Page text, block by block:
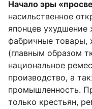
Начало эры
насильственное
японцев
фабричные товары,
(главным образом
национальное
производство, а
промышленность.
только крестьян,